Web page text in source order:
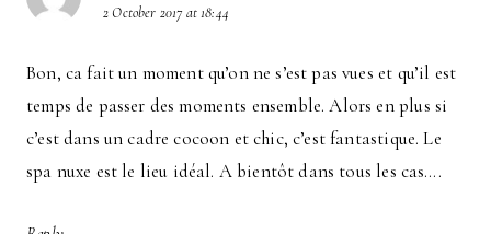
2 October 2017 at 18:44
Bon, ca fait un moment qu’on ne s’est pas vues et qu’il est
temps de passer des moments ensemble. Alors en plus si
c’est dans un cadre cocoon et chic, c’est fantastique. Le
spa nuxe est le lieu idéal. A bientôt dans tous les cas….